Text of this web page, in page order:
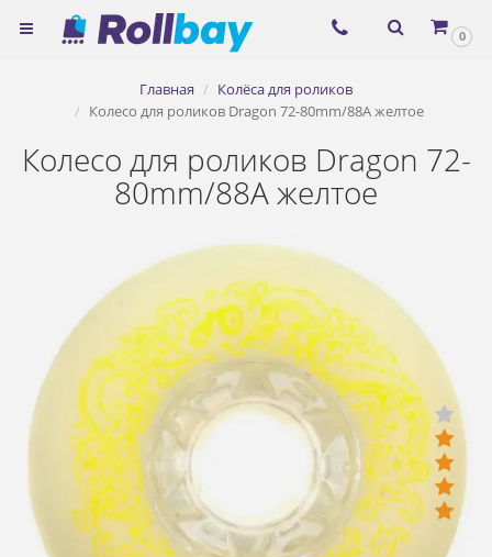
0
Главная
Колёса для роликов
Колесо для роликов Dragon 72-80mm/88A желтое
Колесо для роликов Dragon 72-
80mm/88A желтое
×
сервиса ЯНДЕКС.МЕТРИКА и
файлов cookie